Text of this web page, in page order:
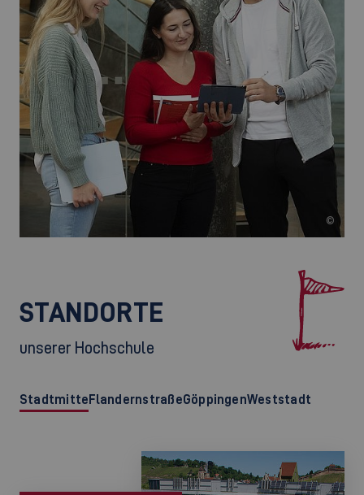
©
©
©
STANDORTE
unserer Hochschule
Stadtmitte FlandernstraßeGöppingenWeststadt